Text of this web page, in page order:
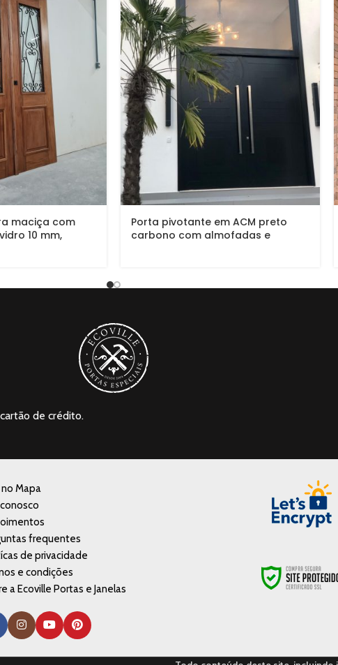
maciça com
10 mm,
Porta pivotante em ACM preto
carbono com almofadas e
de crédito.
no Mapa
frequentes
de privacidade
e condições
a Ecoville Portas e Janelas